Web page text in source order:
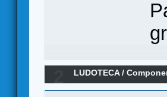
LUDOTECA/